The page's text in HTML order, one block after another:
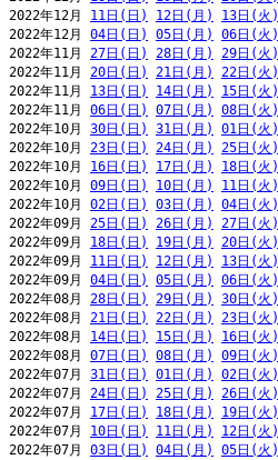
2022年12月 11日(日) 12日(月) 13日(火)
2022年12月 04日(日) 05日(月) 06日(火)
2022年11月 27日(日) 28日(月) 29日(火)
2022年11月 20日(日) 21日(月) 22日(火)
2022年11月 13日(日) 14日(月) 15日(火)
2022年11月 06日(日) 07日(月) 08日(火)
2022年10月 30日(日) 31日(月) 01日(火)
2022年10月 23日(日) 24日(月) 25日(火)
2022年10月 16日(日) 17日(月) 18日(火)
2022年10月 09日(日) 10日(月) 11日(火)
2022年10月 02日(日) 03日(月) 04日(火)
2022年09月 25日(日) 26日(月) 27日(火)
2022年09月 18日(日) 19日(月) 20日(火)
2022年09月 11日(日) 12日(月) 13日(火)
2022年09月 04日(日) 05日(月) 06日(火)
2022年08月 28日(日) 29日(月) 30日(火)
2022年08月 21日(日) 22日(月) 23日(火)
2022年08月 14日(日) 15日(月) 16日(火)
2022年08月 07日(日) 08日(月) 09日(火)
2022年07月 31日(日) 01日(月) 02日(火)
2022年07月 24日(日) 25日(月) 26日(火)
2022年07月 17日(日) 18日(月) 19日(火)
2022年07月 10日(日) 11日(月) 12日(火)
2022年07月 03日(日) 04日(月) 05日(火)